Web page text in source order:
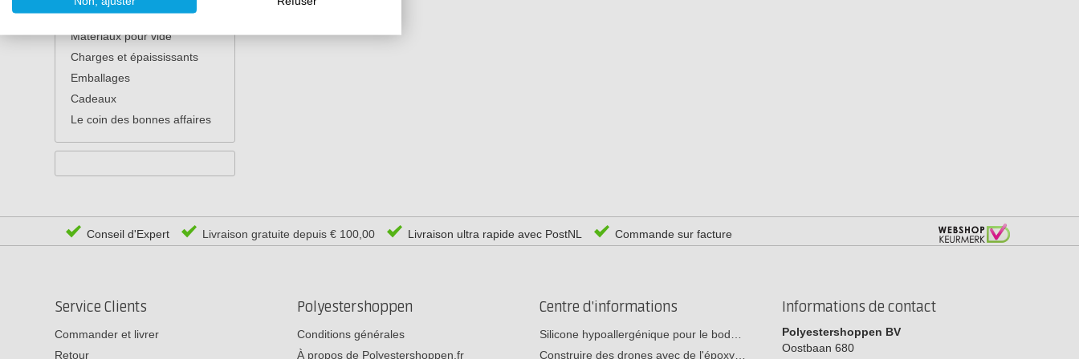
Ames pour composites
Matériaux pour vide
Charges et épaississants
Emballages
Cadeaux
Le coin des bonnes affaires
Conseil d'Expert Livraison gratuite depuis € 100,00 Livraison ultra rapide avec PostNL Commande sur facture
Service Clients
Commander et livrer
Retour
Polyestershoppen
Conditions générales
À propos de Polyestershoppen.fr
Centre d'informations
Silicone hypoallergénique pour le bod…
Construire des drones avec de l'époxy…
Informations de contact
Polyestershoppen BV
Oostbaan 680